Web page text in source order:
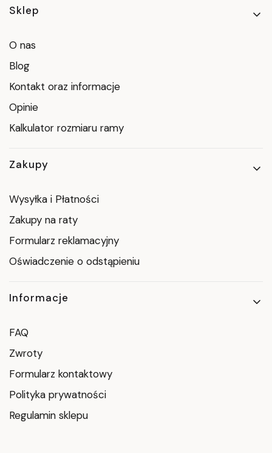
Linki w stopce
Sklep
O nas
Blog
Kontakt oraz informacje
Opinie
Kalkulator rozmiaru ramy
Zakupy
Wysyłka i Płatności
Zakupy na raty
Formularz reklamacyjny
Oświadczenie o odstąpieniu
Informacje
FAQ
Zwroty
Formularz kontaktowy
Polityka prywatności
Regulamin sklepu